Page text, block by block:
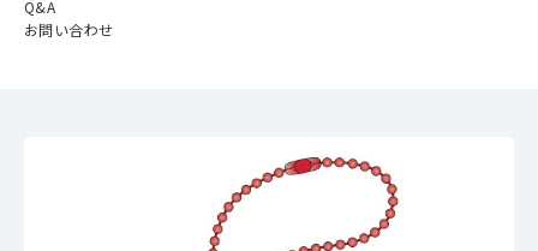
Q&A
お問い合わせ